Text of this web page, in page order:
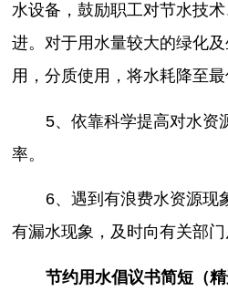
水设备，鼓励职工对节水技
进。对于用水量较大的绿化
用，分质使用，将水耗降至最
5、依靠科学提高对水资
率。
6、遇到有浪费水资源现
有漏水现象，及时向有关部门
节约用水倡议书简短（精